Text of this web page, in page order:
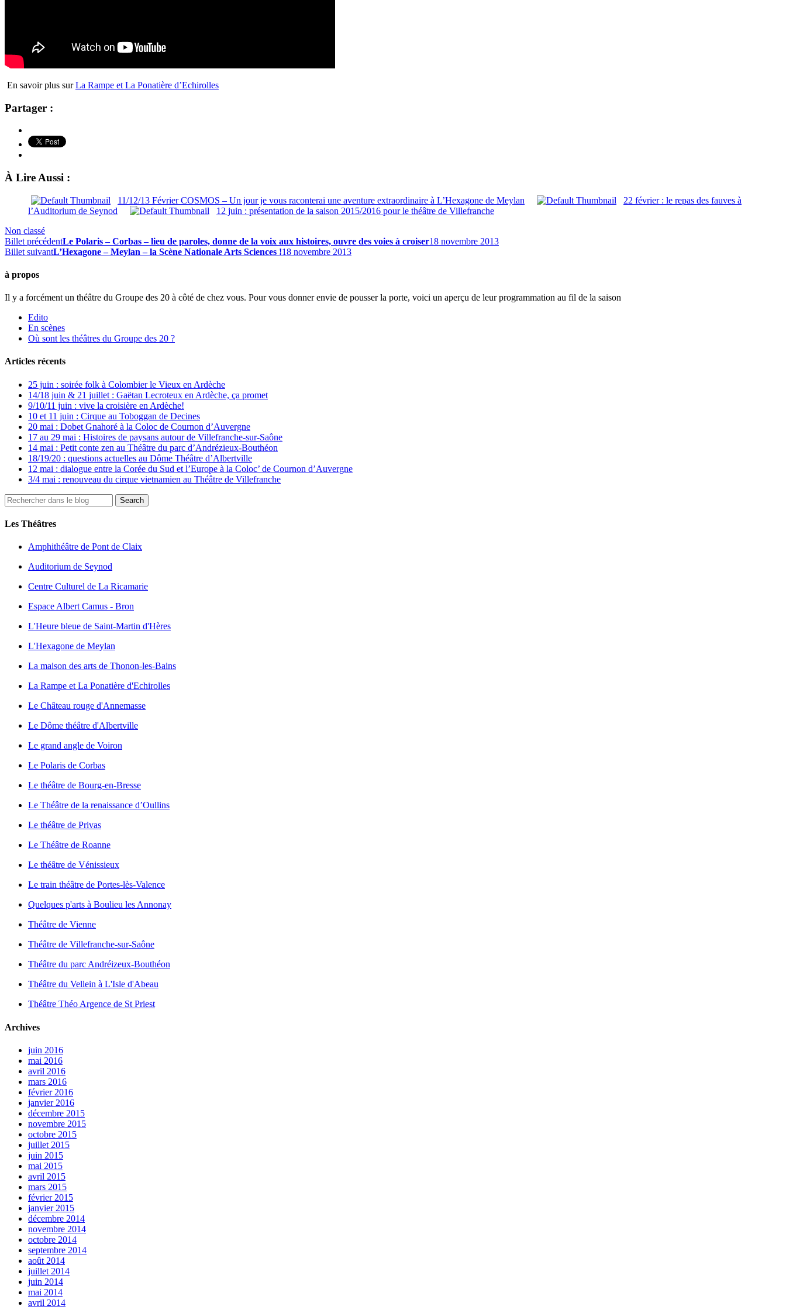
En savoir plus surLa Rampe et La Ponatière d’Echirolles
Partager :
À Lire Aussi :
11/12/13 Février COSMOS – Un jour je vous raconterai une aventure extraordinaire à L’Hexagone de Meylan
22 février : le repas des fauves à
l’Auditorium de Seynod
12 juin : présentation de la saison 2015/2016 pour le théâtre de Villefranche
Non classé
Billet précédentLe Polaris – Corbas – lieu de paroles, donne de la voix aux histoires, ouvre des voies à croiser18 novembre 2013
Billet suivantL’Hexagone – Meylan – la Scène Nationale Arts Sciences !18 novembre 2013
à propos
Il y a forcément un théâtre du Groupe des 20 à côté de chez vous. Pour vous donner envie de pousser la porte, voici un aperçu de leur programmation au fil de la saison
Edito
En scènes
Où sont les théâtres du Groupe des 20 ?
Articles récents
25 juin : soirée folk à Colombier le Vieux en Ardèche
14/18 juin & 21 juillet : Gaëtan Lecroteux en Ardèche, ça promet
9/10/11 juin : vive la croisière en Ardèche!
10 et 11 juin : Cirque au Toboggan de Decines
20 mai : Dobet Gnahoré à la Coloc de Cournon d’Auvergne
17 au 29 mai : Histoires de paysans autour de Villefranche-sur-Saône
14 mai : Petit conte zen au Théâtre du parc d’Andrézieux-Bouthéon
18/19/20 : questions actuelles au Dôme Théâtre d’Albertville
12 mai : dialogue entre la Corée du Sud et l’Europe à la Coloc’ de Cournon d’Auvergne
3/4 mai : renouveau du cirque vietnamien au Théâtre de Villefranche
Les Théâtres
Amphithéâtre de Pont de Claix
Auditorium de Seynod
Centre Culturel de La Ricamarie
Espace Albert Camus - Bron
L'Heure bleue de Saint-Martin d'Hères
L'Hexagone de Meylan
La maison des arts de Thonon-les-Bains
La Rampe et La Ponatière d'Echirolles
Le Château rouge d'Annemasse
Le Dôme théâtre d'Albertville
Le grand angle de Voiron
Le Polaris de Corbas
Le théâtre de Bourg-en-Bresse
Le Théâtre de la renaissance d’Oullins
Le théâtre de Privas
Le Théâtre de Roanne
Le théâtre de Vénissieux
Le train théâtre de Portes-lès-Valence
Quelques p'arts à Boulieu les Annonay
Théâtre de Vienne
Théâtre de Villefranche-sur-Saône
Théâtre du parc Andréizeux-Bouthéon
Théâtre du Vellein à L'Isle d'Abeau
Théâtre Théo Argence de St Priest
Archives
juin 2016
mai 2016
avril 2016
mars 2016
février 2016
janvier 2016
décembre 2015
novembre 2015
octobre 2015
juillet 2015
juin 2015
mai 2015
avril 2015
mars 2015
février 2015
janvier 2015
décembre 2014
novembre 2014
octobre 2014
septembre 2014
août 2014
juillet 2014
juin 2014
mai 2014
avril 2014